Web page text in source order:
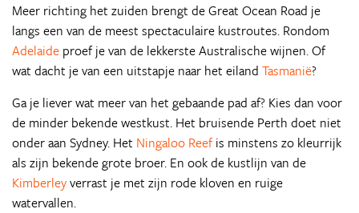
Meer richting het zuiden brengt de Great Ocean Road je
langs een van de meest spectaculaire kustroutes. Rondom
Adelaide proef je van de lekkerste Australische wijnen. Of
wat dacht je van een uitstapje naar het eiland Tasmanië?
Ga je liever wat meer van het gebaande pad af? Kies dan voor
de minder bekende westkust. Het bruisende Perth doet niet
onder aan Sydney. Het Ningaloo Reefis minstens zo kleurrijk
als zijn bekende grote broer. En ook de kustlijn van de
Kimberleyverrast je met zijn rode kloven en ruige
watervallen.